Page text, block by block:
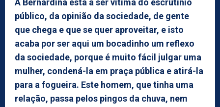
A Bernardina está a ser vítima do escrutínio
público, da opinião da sociedade, de gente
que chega e que se quer aproveitar, e isto
acaba por ser aqui um bocadinho um reflexo
da sociedade, porque é muito fácil julgar uma
mulher, condená-la em praça pública e atirá-la
para a fogueira. Este homem, que tinha uma
relação, passa pelos pingos da chuva, nem